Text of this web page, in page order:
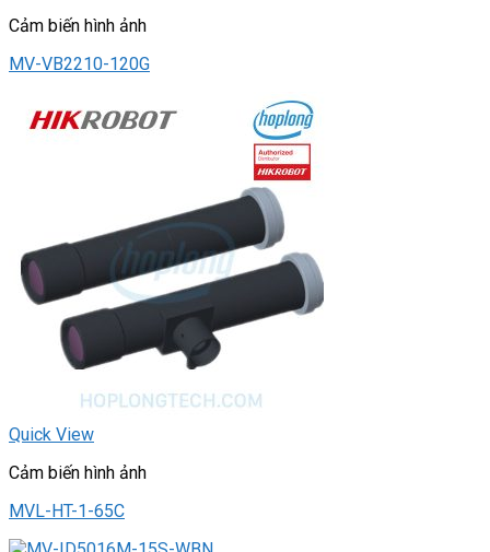
Cảm biến hình ảnh
MV-VB2210-120G
Quick View
Cảm biến hình ảnh
MVL-HT-1-65C